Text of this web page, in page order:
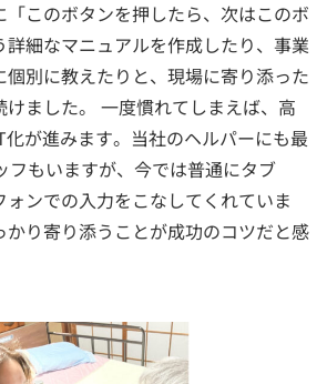
このボタンを押したら、次はこのボ
細なマニュアルを作成したり、事業
別に教えたりと、現場に寄り添った
ました。 一度慣れてしまえば、高
が進みます。当社のヘルパーにも最
フもいますが、今では普通にタブ
ォンでの入力をこなしてくれていま
かり寄り添うことが成功のコツだと感